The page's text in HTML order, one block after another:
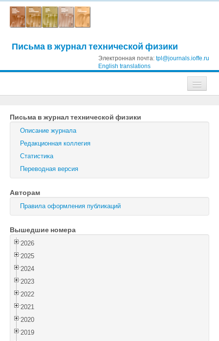
Письма в журнал технической физики
Электронная почта: tpl@journals.ioffe.ru
English translations
Журнал технической физики
Письма в Журнал технической физики
Физика твердого тела
Физика и техника полупроводников
Оптика и спектроскопия
Поиск
Войти
Письма в журнал технической физики
Описание журнала
Редакционная коллегия
Статистика
Переводная версия
Авторам
Правила оформления публикаций
Вышедшие номера
2026
2025
2024
2023
2022
2021
2020
2019